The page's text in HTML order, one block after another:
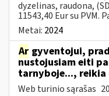
dyzelinas, raudona,
11543,40 Eur su PVM.
Metai: 2024
Ar gyventojui,
nustojusiam eiti
tarnyboje...,
Web turinio sąrašas